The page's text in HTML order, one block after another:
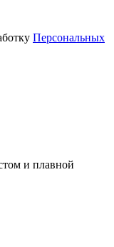
Персональных
и плавной